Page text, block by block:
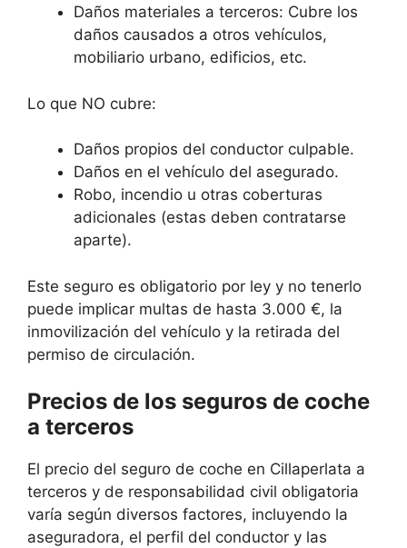
Daños materiales a terceros: Cubre los
daños causados a otros vehículos,
mobiliario urbano, edificios, etc.
Lo que NO cubre:
Daños propios del conductor culpable.
Daños en el vehículo del asegurado.
Robo, incendio u otras coberturas
adicionales (estas deben contratarse
aparte).
Este seguro es obligatorio por ley y no tenerlo
puede implicar multas de hasta 3.000 €, la
inmovilización del vehículo y la retirada del
permiso de circulación.
Precios de los seguros de coche
a terceros
El precio del seguro de coche en Cillaperlata a
terceros y de responsabilidad civil obligatoria
varía según diversos factores, incluyendo la
aseguradora, el perfil del conductor y las